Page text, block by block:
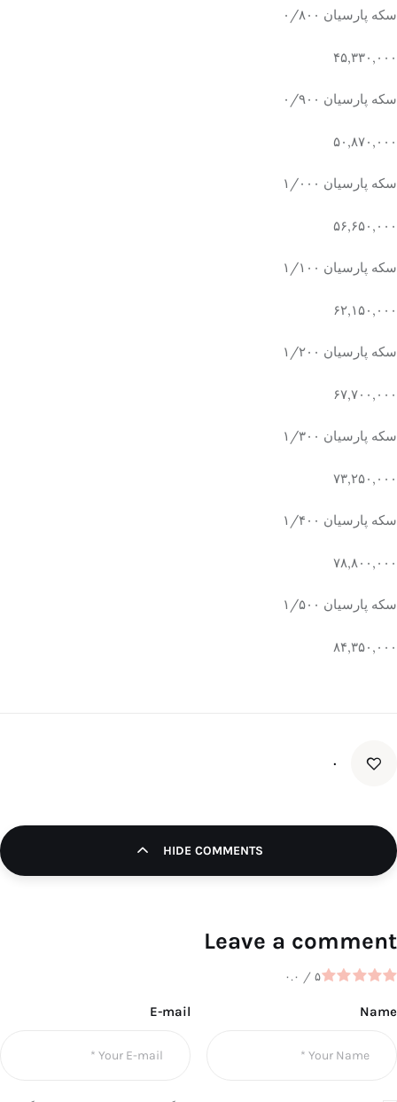
سکه پارسیان ۰/۸۰۰
۴۵,۳۳۰,۰۰۰
سکه پارسیان ۰/۹۰۰
۵۰,۸۷۰,۰۰۰
سکه پارسیان ۱/۰۰۰
۵۶,۶۵۰,۰۰۰
سکه پارسیان ۱/۱۰۰
۶۲,۱۵۰,۰۰۰
سکه پارسیان ۱/۲۰۰
۶۷,۷۰۰,۰۰۰
سکه پارسیان ۱/۳۰۰
۷۳,۲۵۰,۰۰۰
سکه پارسیان ۱/۴۰۰
۷۸,۸۰۰,۰۰۰
سکه پارسیان ۱/۵۰۰
۸۴,۳۵۰,۰۰۰
۰
HIDE COMMENTS
Leave a comment
۰.۰ / ۵
Name
E-mail